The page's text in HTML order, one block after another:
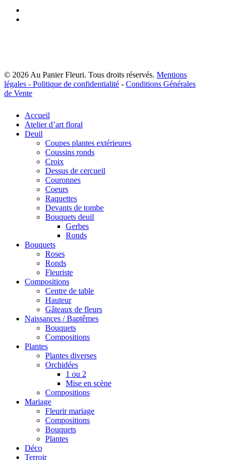
© 2026 Au Panier Fleuri. Tous droits réservés. Mentions
légales - Politique de confidentialité - Conditions Générales
de Vente
Close
Menu
Accueil
Atelier d’art floral
Deuil
Coupes plantes extérieures
Coussins ronds
Croix
Dessus de cercueil
Couronnes
Coeurs
Raquettes
Devants de tombe
Bouquets deuil
Gerbes
Ronds
Bouquets
Roses
Ronds
Fleuriste
Compositions
Centre de table
Hauteur
Gâteaux de fleurs
Naissances / Baptêmes
Bouquets
Compositions
Plantes
Plantes diverses
Orchidées
1 ou 2
Mise en scène
Compositions
Mariage
Fleurir mariage
Compositions
Bouquets
Plantes
Déco
Terroir